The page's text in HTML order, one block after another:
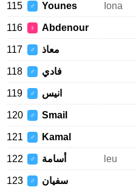
115 ♂ Younes Iona
116 ♀ Abdenour
117 ♂ معاذ
118 ♂ فادي
119 ♂ انيس
120 ♂ Smail
121 ♂ Kamal
122 ♂ أسامة leu
123 ♂ سفيان